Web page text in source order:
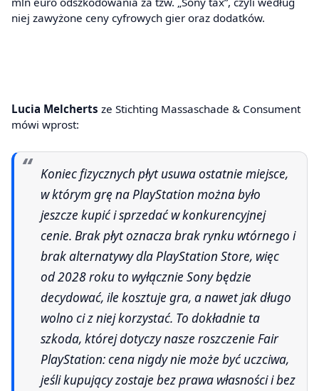
niej zawyżone ceny cyfrowych gier oraz dodatków.
Lucia Melcherts ze Stichting Massaschade & Consument
mówi wprost:
Koniec fizycznych płyt usuwa ostatnie miejsce,
w którym grę na PlayStation można było
jeszcze kupić i sprzedać w konkurencyjnej
cenie. Brak płyt oznacza brak rynku wtórnego i
brak alternatywy dla PlayStation Store, więc
od 2028 roku to wyłącznie Sony będzie
decydować, ile kosztuje gra, a nawet jak długo
wolno ci z niej korzystać. To dokładnie ta
szkoda, której dotyczy nasze roszczenie Fair
PlayStation: cena nigdy nie może być uczciwa,
jeśli kupujący zostaje bez prawa własności i bez